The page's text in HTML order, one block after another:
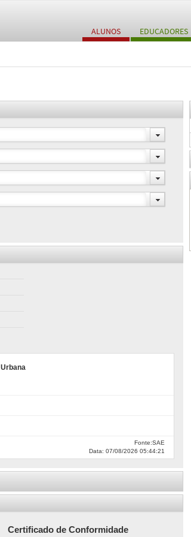
ALUNOS EDUCADORES
Urbana
Fonte:SAE
Data: 07/08/2026 05:44:21
Certificado de Conformidade